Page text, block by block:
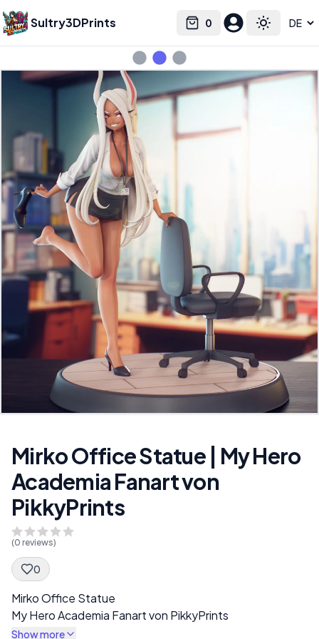
Sultry3DPrints 0
Cart Toggle
Select language
Mirko Office Statue | My Hero
Academia Fanart von
PikkyPrints
(0 reviews)
0
Spec Description
Mirko Office Statue
My Hero Academia Fanart von PikkyPrints
Show more